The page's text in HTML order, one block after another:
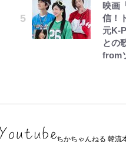
映画
信！
元K-
との
from
ちかちゃんねる 韓流